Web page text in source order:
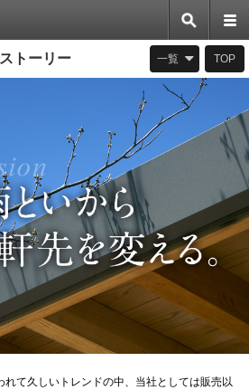
トーリー 一覧 TOP
れて久しいトレンドの中、当社としては販売以